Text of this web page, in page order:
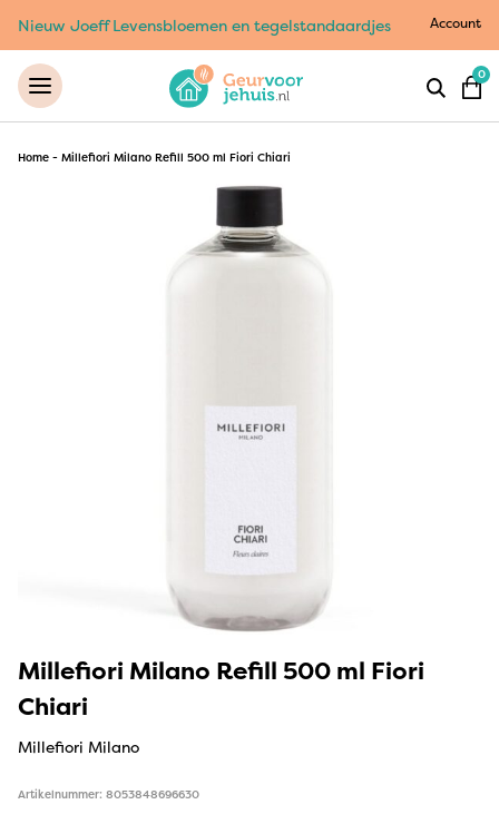
Nieuw Joeff Levensbloemen en tegelstandaardjes Account
0
Home - Millefiori Milano Refill 500 ml Fiori Chiari
Millefiori Milano Refill 500 ml Fiori
Chiari
Millefiori Milano
Artikelnummer: 8053848696630